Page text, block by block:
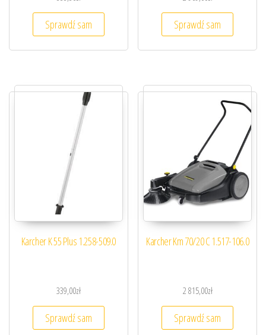
Sprawdź sam Sprawdź sam
Karcher K 55 Plus 1.258-509.0
339,00zł
Sprawdź sam
Karcher Km 70/20 C 1.517-106.0
2 815,00zł
Sprawdź sam